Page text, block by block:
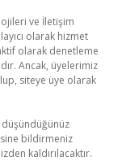
ve İletişim
olarak hizmet
olarak denetleme
Ancak, üyelerimiz
siteye üye olarak
düşündüğünüz
bildirmeniz
kaldırılacaktır.